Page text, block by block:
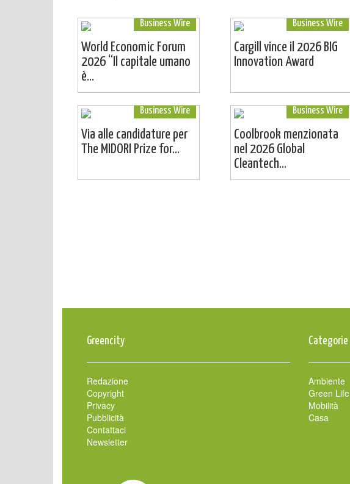
Business Wire
World Economic Forum
2026 “Il capitale umano
è...
Business Wire
Cargill vince il 2026 BIG
Innovation Award
Business Wire
Via alle candidature per
The MIDORI Prize for...
Business Wire
Coolbrook menzionata
nel 2026 Global
Cleantech...
Greencity
Redazione
Copyright
Privacy
Pubblicità
Contattaci
Newsletter
Categorie
Ambiente
Green Life
Mobilità
Casa